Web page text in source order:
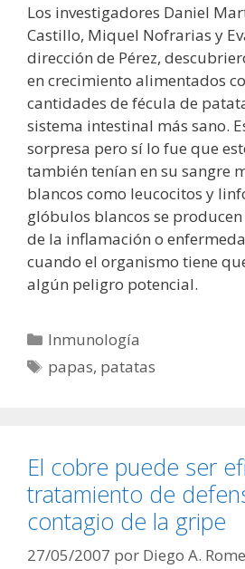
Los investigadores Daniel
Castillo, Miquel Nofrarias y
dirección de Pérez,
en crecimiento alimentados
cantidades de fécula de
sistema intestinal más sano.
sorpresa pero sí lo fue que
también tenían en su sangre
blancos como leucocitos y
glóbulos blancos se
de la inflamación o
cuando el organismo tiene
algún peligro potencial.
Categorías
Inmunología
Etiquetas
papas, patatas
El cobre puede ser
tratamiento de
contagio de la gripe
27/05/2007 por Diego A.